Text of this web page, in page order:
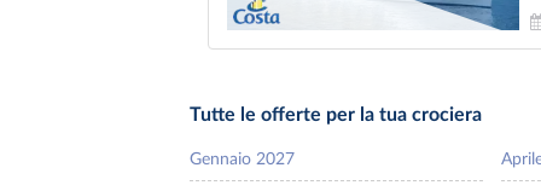
Tutte le offerte per la tua crociera
Gennaio 2027